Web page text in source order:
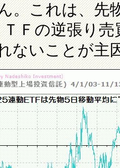
。これは、先
ＴＦの逆張り
ないことが主